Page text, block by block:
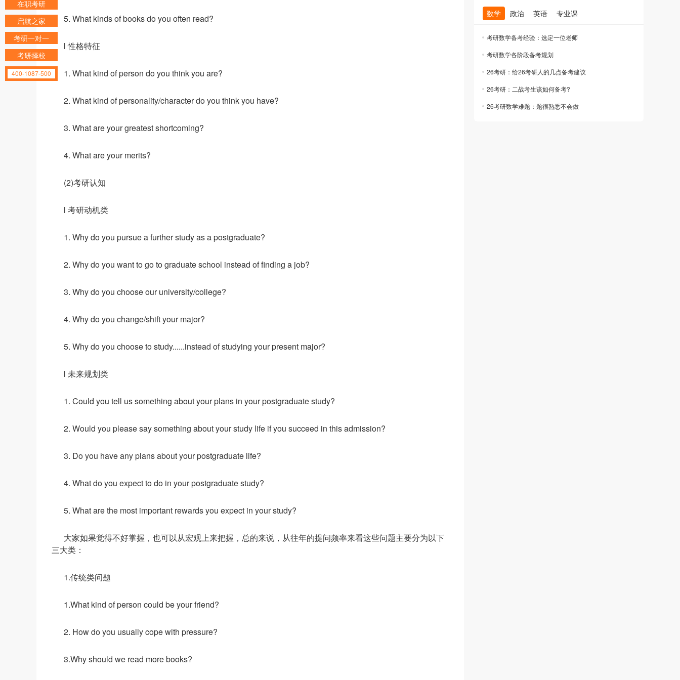
5. What kinds of books do you often read?
l 性格特征
1. What kind of person do you think you are?
2. What kind of personality/character do you think you have?
3. What are your greatest shortcoming?
4. What are your merits?
(2)考研认知
l 考研动机类
1. Why do you pursue a further study as a postgraduate?
2. Why do you want to go to graduate school instead of finding a job?
3. Why do you choose our university/college?
4. Why do you change/shift your major?
5. Why do you choose to study......instead of studying your present major?
l 未来规划类
1. Could you tell us something about your plans in your postgraduate study?
2. Would you please say something about your study life if you succeed in this admission?
3. Do you have any plans about your postgraduate life?
4. What do you expect to do in your postgraduate study?
5. What are the most important rewards you expect in your study?
大家如果觉得不好掌握，也可以从宏观上来把握，总的来说，从往年的提问频率来看这些问题主要分为以下
三大类：
1.传统类问题
1.What kind of person could be your friend?
2. How do you usually cope with pressure?
3.Why should we read more books?
数学 政治 英语 专业课
考研数学备考经验：选定一位老师
考研数学各阶段备考规划
26考研：给26考研人的几点备考建议
26考研：二战考生该如何备考?
26考研数学难题：题很熟悉不会做
在职考研
启航之家
考研一对一
考研择校
400-1087-500